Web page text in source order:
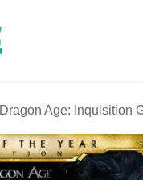
Dragon Age: Inquisition